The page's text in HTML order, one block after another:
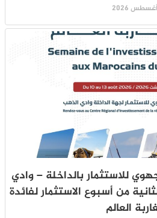
للاستثمار بالداخلة – وادي
من أسبوع الاستثمار لفائدة
العالم